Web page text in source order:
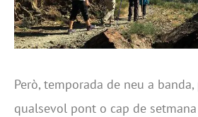
Però, temporada de neu a
qualsevol pont o cap de